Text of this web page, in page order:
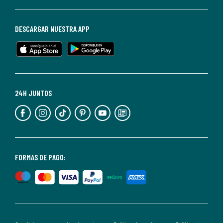
de
en
cualquier
Para
información,
puedes
nuestra
de
privacidad</2>.
FORMAS DE PAGO:
24H JUNTOS
DESCARGAR NUESTRA APP